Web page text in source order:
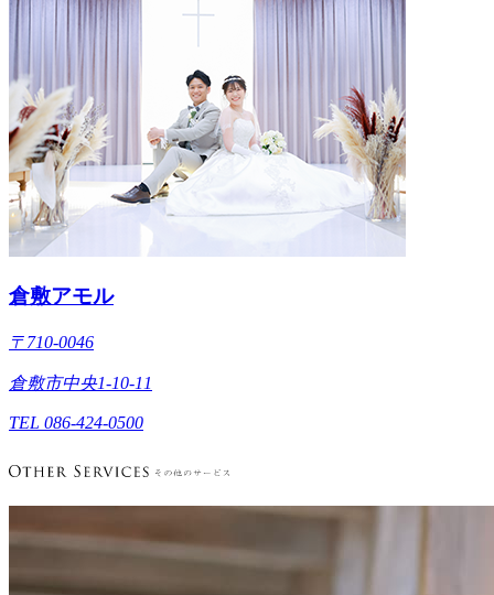
倉敷アモル
〒710-0046
倉敷市中央1-10-11
TEL 086-424-0500